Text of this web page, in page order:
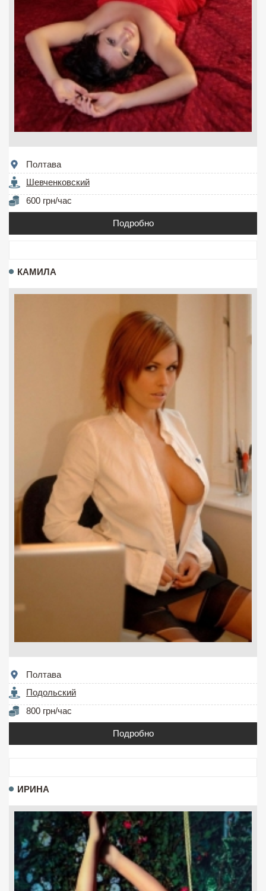
Полтава
Шевченковский
600 грн/час
Подробно
КАМИЛА
Полтава
Подольский
800 грн/час
Подробно
ИРИНА